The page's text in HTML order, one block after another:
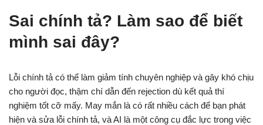
Sai chính tả? Làm sao để biết
mình sai đây?
Lỗi chính tả có thể làm giảm tính chuyên nghiệp và gây khó chịu
cho người đọc, thậm chí dẫn đến rejection dù kết quả thí
nghiệm tốt cỡ mấy. May mắn là có rất nhiều cách để bạn phát
hiện và sửa lỗi chính tả, và AI là một công cụ đắc lực trong việc